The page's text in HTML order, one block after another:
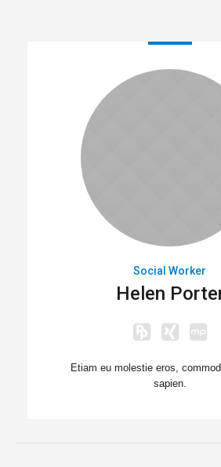
Social Worker
Helen
Etiam eu molestie eros,
sapien.